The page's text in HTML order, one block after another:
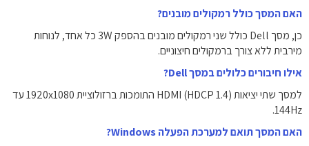
האם המסך כולל רמקולים מובנים?
כן, מסך Dell כולל שני רמקולים מובנים בהספק ‎3W‎ כל אחד, לנוחות
מירבית ללא צורך ברמקולים חיצוניים.
אילו חיבורים כלולים במסך Dell?
למסך שתי יציאות ‎HDMI‎ (HDCP 1.4) התומכות ברזולוציית ‎1920x1080‎ עד
‎144Hz‎.
האם המסך תואם למערכת הפעלה Windows?